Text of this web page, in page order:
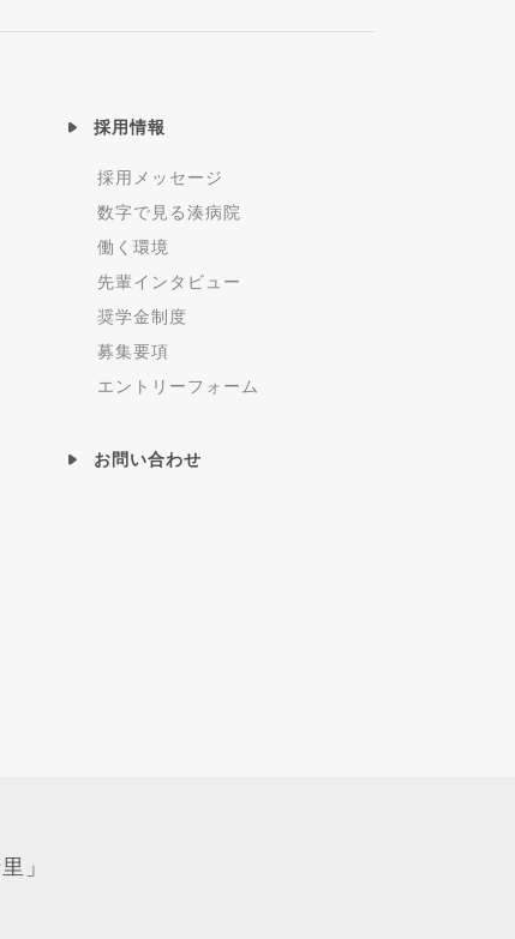
採用情報
採用メッセージ
数字で見る湊病院
働く環境
先輩インタビュー
奨学金制度
募集要項
エントリーフォーム
お問い合わせ
」